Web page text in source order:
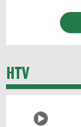
HTV